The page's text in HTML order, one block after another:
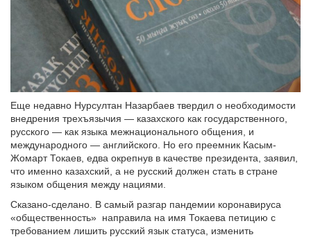
Еще недавно Нурсултан Назарбаев твердил о необходимости
внедрения трехъязычия — казахского как государственного,
русского — как языка межнационального общения, и
международного — английского. Но его преемник Касым-
Жомарт Токаев, едва окрепнув в качестве президента, заявил,
что именно казахский, а не русский должен стать в стране
языком общения между нациями.
Сказано-сделано. В самый разгар пандемии коронавируса
«общественность» направила на имя Токаева петицию с
требованием лишить русский язык статуса, изменить